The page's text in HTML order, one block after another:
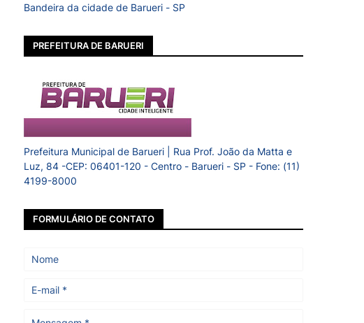
Bandeira da cidade de Barueri - SP
PREFEITURA DE BARUERI
Prefeitura Municipal de Barueri | Rua Prof. João da Matta e
Luz, 84 -CEP: 06401-120 - Centro - Barueri - SP - Fone: (11)
4199-8000
FORMULÁRIO DE CONTATO